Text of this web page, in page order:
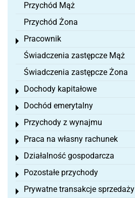
Przychód Mąż
Przychód Żona
Pracownik
Toggle menu
Świadczenia zastępcze Mąż
Świadczenia zastępcze Żona
Dochody kapitałowe
Toggle menu
Dochód emerytalny
Toggle menu
Przychody z wynajmu
Toggle menu
Praca na własny rachunek
Toggle menu
Działalność gospodarcza
Toggle menu
Pozostałe przychody
Toggle menu
Prywatne transakcje sprzedaży
Toggle menu